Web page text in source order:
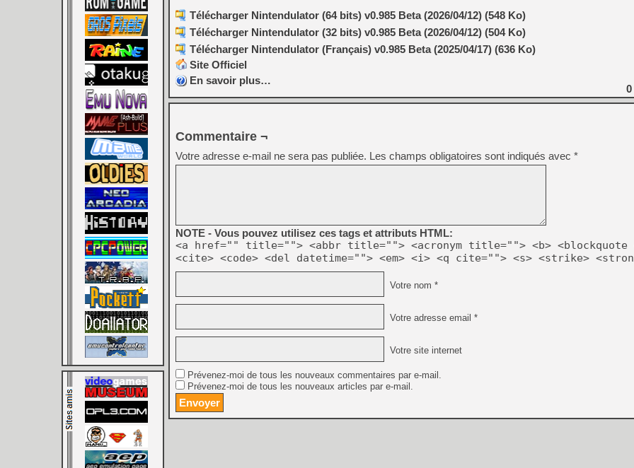
[LS] [Switch] NSZ 5.0.0
[GK] No More Room in
Télécharger Nintendulator (64 bits) v0.985 Beta (2026/04/12) (548 Ko)
Télécharger Nintendulator (32 bits) v0.985 Beta (2026/04/12) (504 Ko)
Télécharger Nintendulator (Français) v0.985 Beta (2025/04/17) (636 Ko)
Site Officiel
En savoir plus…
0
Commentaire ¬
Votre adresse e-mail ne sera pas publiée. Les champs obligatoires sont indiqués avec *
NOTE - Vous pouvez utilisez ces tags et attributs HTML:
<a href="" title=""> <abbr title=""> <acronym title=""> <b> <blockquote
<cite> <code> <del datetime=""> <em> <i> <q cite=""> <s> <strike>
Votre nom *
Votre adresse email *
Votre site internet
Prévenez-moi de tous les nouveaux commentaires par e-mail.
Prévenez-moi de tous les nouveaux articles par e-mail.